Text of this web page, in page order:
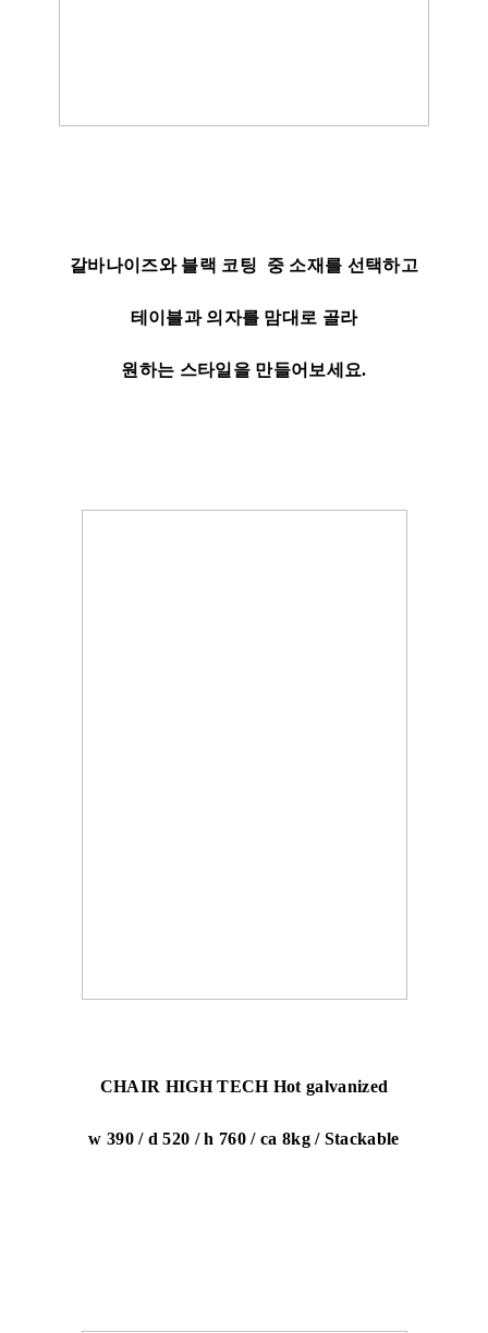
갈바나이즈와 블랙 코팅 중 소재를 선택하고
테이블과 의자를 맘대로 골라
원하는 스타일을 만들어보세요.
CHAIR HIGH TECH Hot galvanized
w 390 / d 520 / h 760 / ca 8kg / Stackable